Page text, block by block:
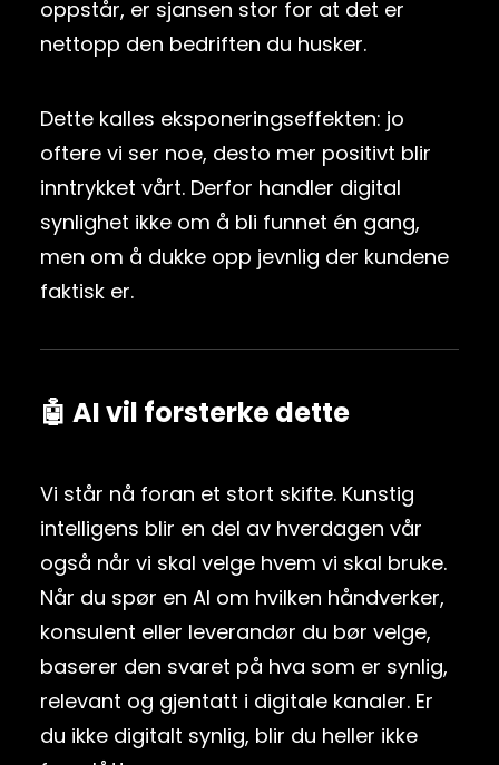
oppstår, er sjansen stor for at det er
nettopp den bedriften du husker.
Dette kalles eksponeringseffekten: jo
oftere vi ser noe, desto mer positivt blir
inntrykket vårt. Derfor handler digital
synlighet ikke om å bli funnet én gang,
men om å dukke opp jevnlig der kundene
faktisk er.
🤖 AI vil forsterke dette
Vi står nå foran et stort skifte. Kunstig
intelligens blir en del av hverdagen vår
også når vi skal velge hvem vi skal bruke.
Når du spør en AI om hvilken håndverker,
konsulent eller leverandør du bør velge,
baserer den svaret på hva som er synlig,
relevant og gjentatt i digitale kanaler. Er
du ikke digitalt synlig, blir du heller ikke